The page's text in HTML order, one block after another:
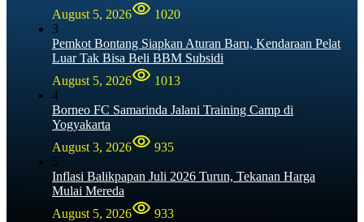
August 5, 2026
1020
3
Pemkot Bontang Siapkan Aturan Baru, Kendaraan Pelat
Luar Tak Bisa Beli BBM Subsidi
August 5, 2026
1013
4
Borneo FC Samarinda Jalani Training Camp di
Yogyakarta
August 3, 2026
935
5
Inflasi Balikpapan Juli 2026 Turun, Tekanan Harga
Mulai Mereda
August 5, 2026
933